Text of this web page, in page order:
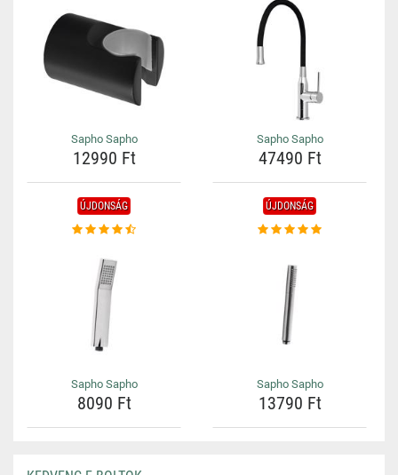
Sapho Sapho
12990 Ft
Sapho Sapho
47490 Ft
ÚJDONSÁG
Sapho Sapho
8090 Ft
ÚJDONSÁG
Sapho Sapho
13790 Ft